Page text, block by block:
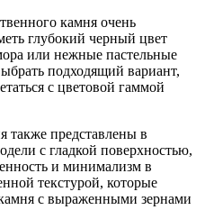
камня очень
глубокий черный цвет
или нежные пастельные
подходящий вариант,
с цветовой гаммой
также представлены в
с гладкой поверхностью,
и минимализм в
текстурой, которые
с выраженными зернами